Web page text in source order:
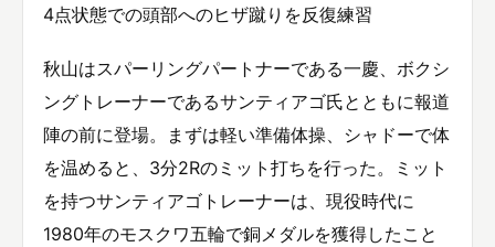
4点状態での頭部へのヒザ蹴りを反復練習
秋山はスパーリングパートナーである一慶、ボクシ
ングトレーナーであるサンティアゴ氏とともに報道
陣の前に登場。まずは軽い準備体操、シャドーで体
を温めると、3分2Rのミット打ちを行った。ミット
を持つサンティアゴトレーナーは、現役時代に
1980年のモスクワ五輪で銅メダルを獲得したこと